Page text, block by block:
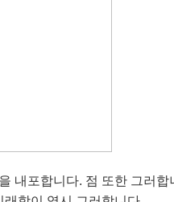
내포합니다. 점 또한 그러합